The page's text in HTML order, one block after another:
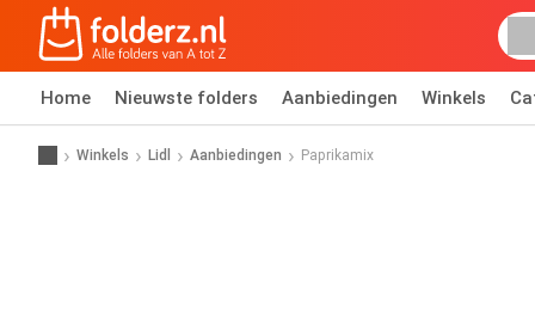
Home Nieuwste folders Aanbiedingen Winkels
Winkels Lidl Aanbiedingen Paprikamix